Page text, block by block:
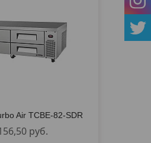
Air TCBE-82-SDR
руб.